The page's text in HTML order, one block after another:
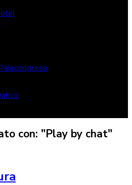
con: "Play by chat"